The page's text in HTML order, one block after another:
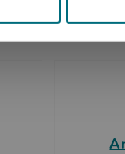
Författarna bakom
samt lärarna och